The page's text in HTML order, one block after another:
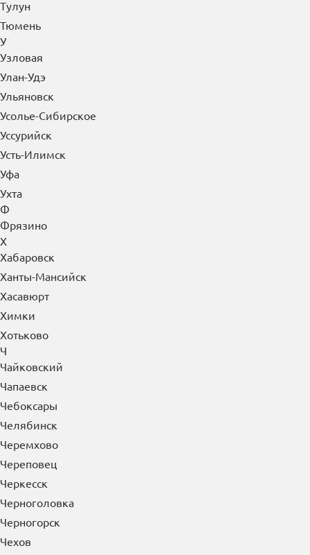
Тулун
Тюмень
У
Узловая
Улан-Удэ
Ульяновск
Усолье-Сибирское
Уссурийск
Усть-Илимск
Уфа
Ухта
Ф
Фрязино
Х
Хабаровск
Ханты-Мансийск
Хасавюрт
Химки
Хотьково
Ч
Чайковский
Чапаевск
Чебоксары
Челябинск
Черемхово
Череповец
Черкесск
Черноголовка
Черногорск
Чехов